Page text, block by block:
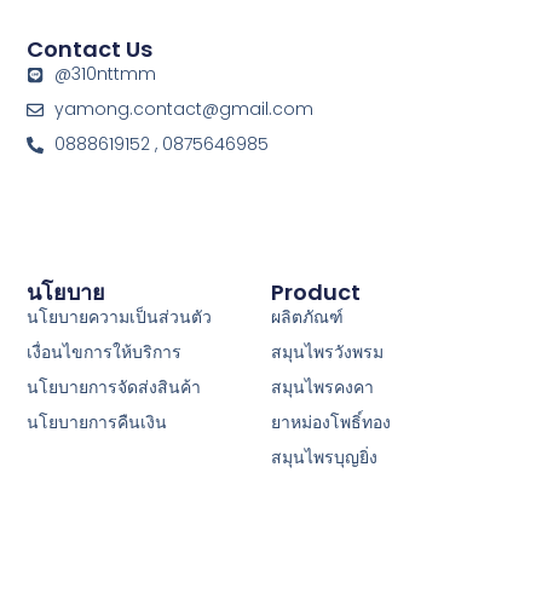
Product
ผลิตภัณฑ์
สมุนไพรวังพรม
สมุนไพรคงคา
ยาหม่องโพธิ์ทอง
สมุนไพรบุญยิ่ง
นโยบาย
นโยบายความเป็นส่วนตัว
เงื่อนไขการให้บริการ
นโยบายการจัดส่งสินค้า
นโยบายการคืนเงิน
Contact Us
@310nttmm
yamong.contact@gmail.com
0888619152 , 0875646985